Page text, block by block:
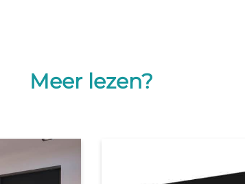
Meer lezen?